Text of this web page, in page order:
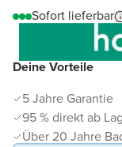
Deine Vorteile
5 Jahre Garantie
95 % direkt ab
Über 20 Jahre
Sofort lieferbar